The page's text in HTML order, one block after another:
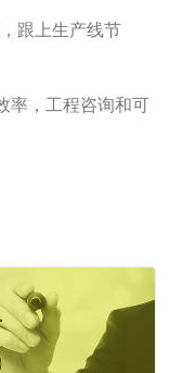
跟上生产线节
率，工程咨询和可